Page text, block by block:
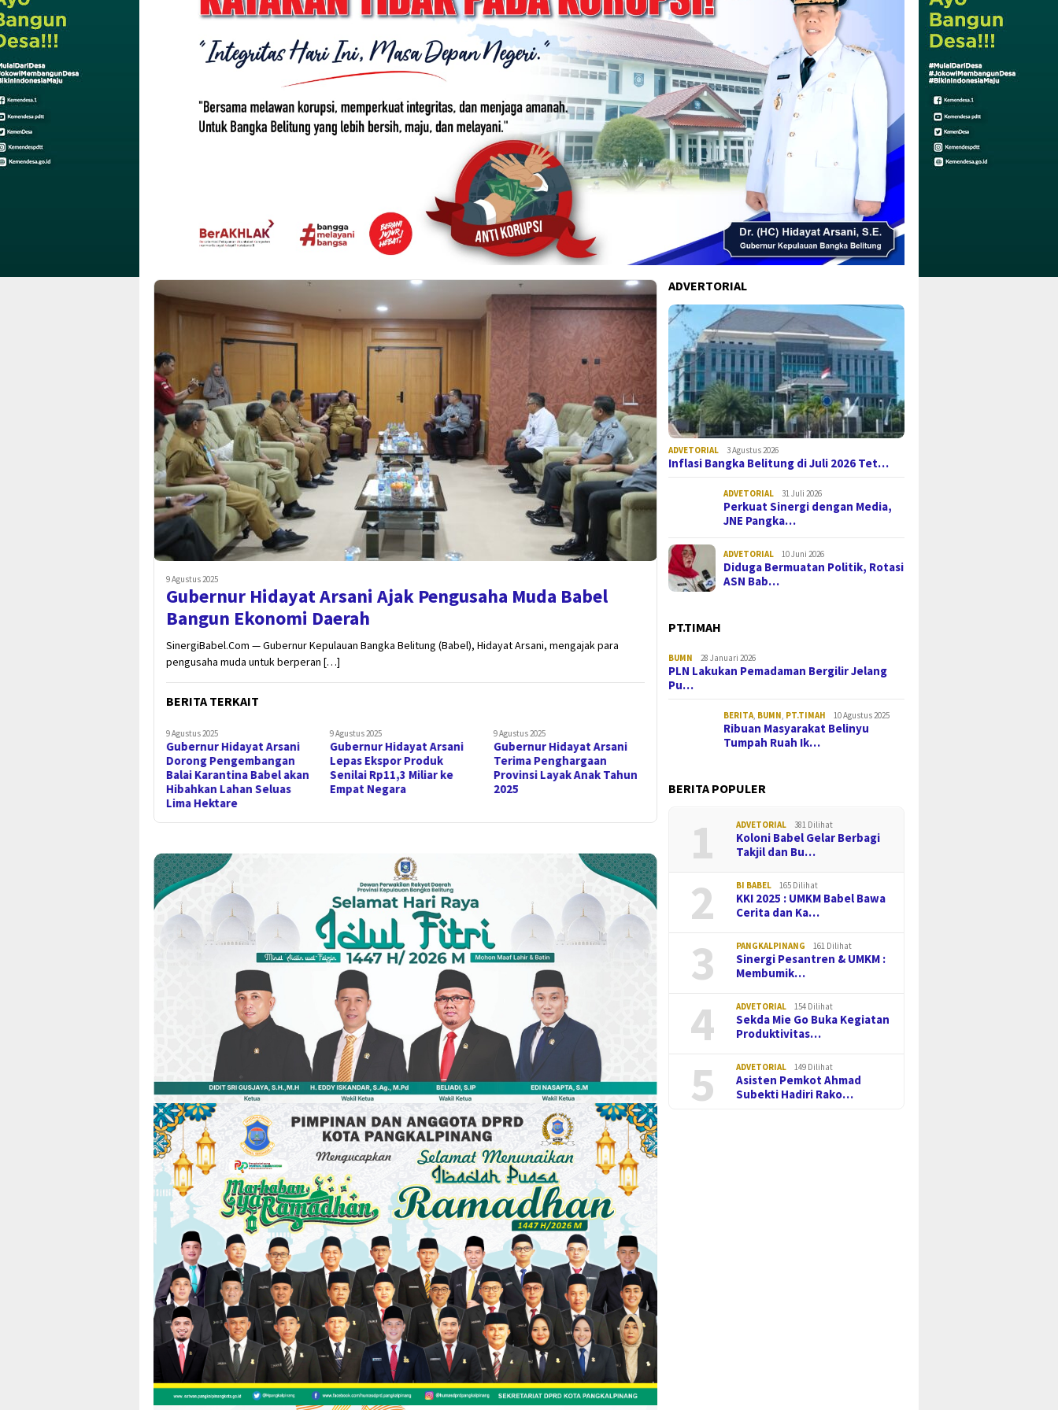
9 Agustus 2025
Gubernur Hidayat Arsani Ajak Pengusaha Muda Babel
Bangun Ekonomi Daerah
SinergiBabel.Com — Gubernur Kepulauan Bangka Belitung (Babel), Hidayat Arsani, mengajak para
pengusaha muda untuk berperan […]
BERITA TERKAIT
9 Agustus 2025
Gubernur Hidayat Arsani
Dorong Pengembangan
Balai Karantina Babel akan
Hibahkan Lahan Seluas
Lima Hektare
9 Agustus 2025
Gubernur Hidayat Arsani
Lepas Ekspor Produk
Senilai Rp11,3 Miliar ke
Empat Negara
9 Agustus 2025
Gubernur Hidayat Arsani
Terima Penghargaan
Provinsi Layak Anak Tahun
2025
ADVERTORIAL
ADVETORIAL 3 Agustus 2026
Inflasi Bangka Belitung di Juli 2026 Tet…
ADVETORIAL 31 Juli 2026
Perkuat Sinergi dengan Media,
JNE Pangka…
ADVETORIAL 10 Juni 2026
Diduga Bermuatan Politik, Rotasi
ASN Bab…
PT.TIMAH
BUMN 28 Januari 2026
PLN Lakukan Pemadaman Bergilir Jelang
Pu…
BERITA BUMN PT.TIMAH 10 Agustus 2025
Ribuan Masyarakat Belinyu
Tumpah Ruah Ik…
BERITA POPULER
1 ADVETORIAL 381 Dilihat
Koloni Babel Gelar Berbagi
Takjil dan Bu…
2 BI BABEL 165 Dilihat
KKI 2025 : UMKM Babel Bawa
Cerita dan Ka…
3 PANGKALPINANG 161 Dilihat
Sinergi Pesantren & UMKM :
Membumik…
4 ADVETORIAL 154 Dilihat
Sekda Mie Go Buka Kegiatan
Produktivitas…
5 ADVETORIAL 149 Dilihat
Asisten Pemkot Ahmad
Subekti Hadiri Rako…